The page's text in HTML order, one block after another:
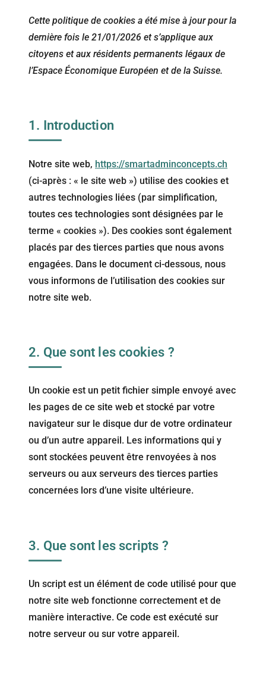
Cette politique de cookies a été mise à jour pour la
dernière fois le 21/01/2026 et s’applique aux
citoyens et aux résidents permanents légaux de
l’Espace Économique Européen et de la Suisse.
1. Introduction
Notre site web, https://smartadminconcepts.ch
(ci-après : « le site web ») utilise des cookies et
autres technologies liées (par simplification,
toutes ces technologies sont désignées par le
terme « cookies »). Des cookies sont également
placés par des tierces parties que nous avons
engagées. Dans le document ci-dessous, nous
vous informons de l’utilisation des cookies sur
notre site web.
2. Que sont les cookies ?
Un cookie est un petit fichier simple envoyé avec
les pages de ce site web et stocké par votre
navigateur sur le disque dur de votre ordinateur
ou d’un autre appareil. Les informations qui y
sont stockées peuvent être renvoyées à nos
serveurs ou aux serveurs des tierces parties
concernées lors d’une visite ultérieure.
3. Que sont les scripts ?
Un script est un élément de code utilisé pour que
notre site web fonctionne correctement et de
manière interactive. Ce code est exécuté sur
notre serveur ou sur votre appareil.